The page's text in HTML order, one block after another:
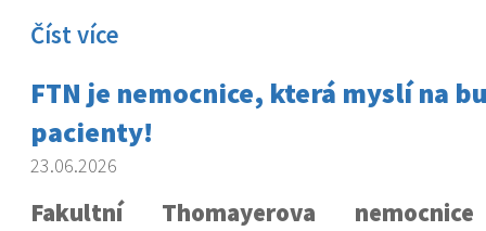
Číst více
FTN je nemocnice, která myslí na
pacienty!
23.06.2026
Fakultní Thomayerova nemocnice